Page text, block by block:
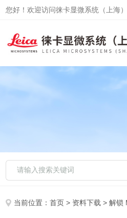
您好！欢迎访问徕卡显微系统（上海
当前位置：首页 > 资料下载 > 解锁